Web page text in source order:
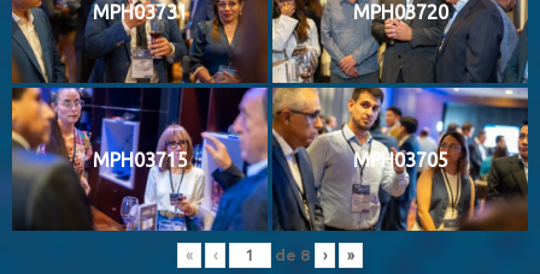
MPH03731 MPH03720
MPH03715 MPH03705
« ‹ de 8 › »